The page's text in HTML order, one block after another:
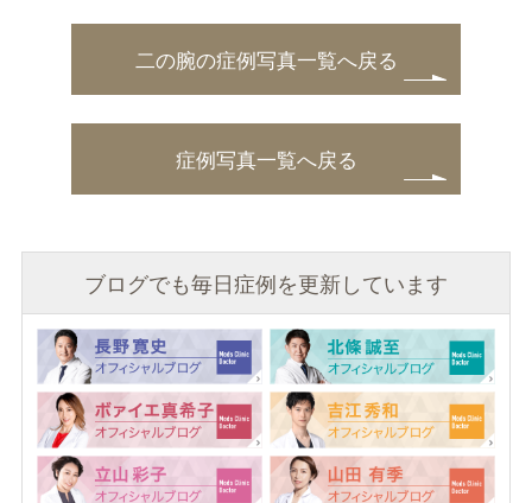
二の腕の症例写真一覧へ戻る
症例写真一覧へ戻る
ブログでも毎日症例を更新しています